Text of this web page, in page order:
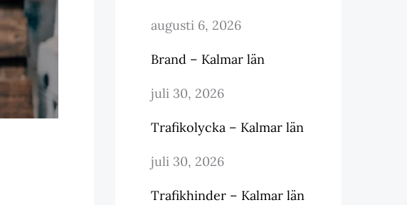
augusti 6, 2026
Brand – Kalmar län
juli 30, 2026
Trafikolycka – Kalmar län
juli 30, 2026
Trafikhinder – Kalmar län